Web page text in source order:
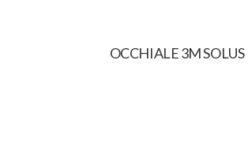
OCCHIALE 3M SOLUS